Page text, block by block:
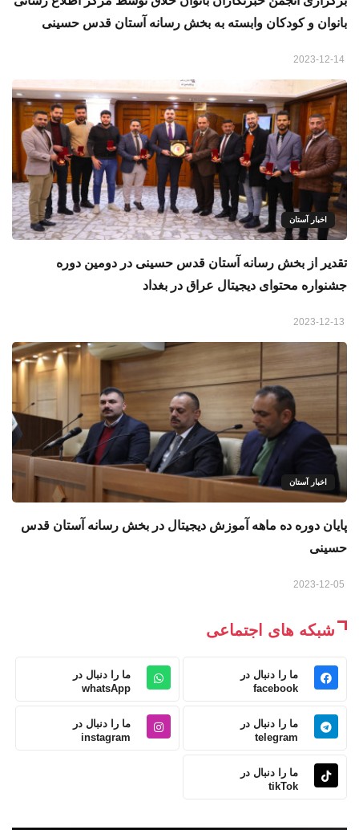
بانوان و کودکان وابسته به بخش رسانه آستان قدس حسینى
اخبار آستان
تقدیر از بخش رسانه آستان قدس حسینی در دومین دوره
جشنواره محتوای دیجیتال عراق در بغداد
اخبار آستان
پایان دوره ده ماهه آموزش دیجیتال در بخش رسانه آستان قدس
حسینی
شبکه های اجتماعی
ما را دنبال در
facebook
ما را دنبال در
whatsApp
ما را دنبال در
telegram
ما را دنبال در
instagram
ما را دنبال در
tikTok